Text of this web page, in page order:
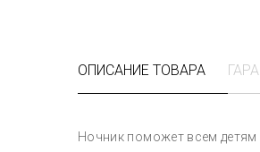
ОПИСАНИЕ ТОВАРА
Ночник поможет всем детям